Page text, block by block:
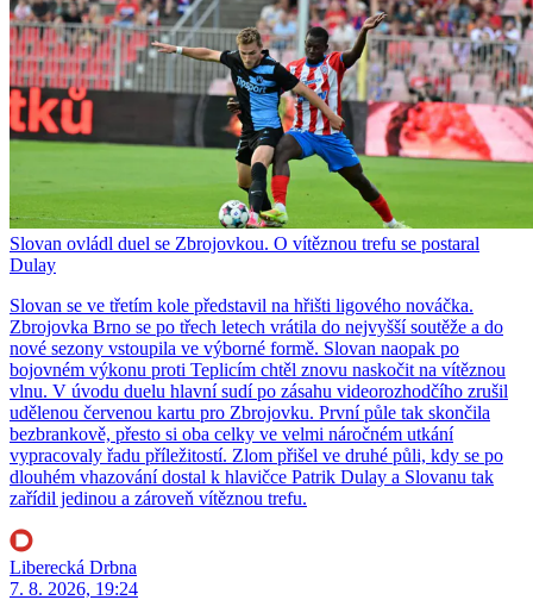
Slovan ovládl duel se Zbrojovkou. O vítěznou trefu se postaral
Dulay
Slovan se ve třetím kole představil na hřišti ligového nováčka.
Zbrojovka Brno se po třech letech vrátila do nejvyšší soutěže a do
nové sezony vstoupila ve výborné formě. Slovan naopak po
bojovném výkonu proti Teplicím chtěl znovu naskočit na vítěznou
vlnu. V úvodu duelu hlavní sudí po zásahu videorozhodčího zrušil
udělenou červenou kartu pro Zbrojovku. První půle tak skončila
bezbrankově, přesto si oba celky ve velmi náročném utkání
vypracovaly řadu příležitostí. Zlom přišel ve druhé půli, kdy se po
dlouhém vhazování dostal k hlavičce Patrik Dulay a Slovanu tak
zařídil jedinou a zároveň vítěznou trefu.
Liberecká Drbna
7. 8. 2026, 19:24